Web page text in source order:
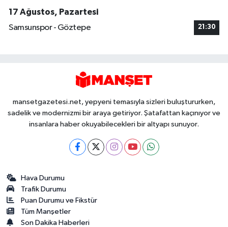
17 Ağustos, Pazartesi
Samsunspor - Göztepe
21:30
mansetgazetesi.net, yepyeni temasıyla sizleri buluştururken,
sadelik ve modernizmi bir araya getiriyor. Şatafattan kaçınıyor ve
insanlara haber okuyabilecekleri bir altyapı sunuyor.
Hava Durumu
Trafik Durumu
Puan Durumu ve Fikstür
Tüm Manşetler
Son Dakika Haberleri